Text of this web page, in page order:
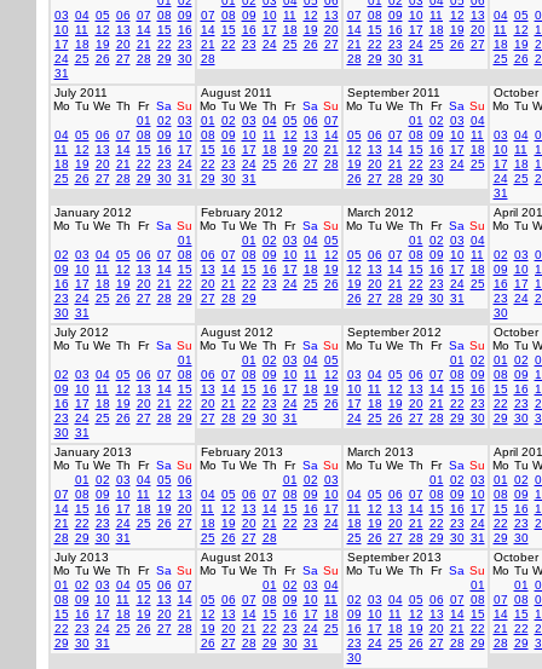
03 04 05 06 07 08 09
10 11 12 13 14 15 16
17
18 19 20 21 22 23
24 25 26 27 28 29 30
31
07 08 09 10 11 12
13
14 15 16 17 18 19 20
21
22 23 24 25 26 27
28
07 08 09 10 11 12
13
14 15 16 17 18 19 20
21
22 23 24 25 26 27
28 29 30 31
04 05
11
12
18
19
25 26
July 2011
Mo Tu We Th Fr Sa Su
01
02 03
04 05 06 07 08 09
10
11
12 13 14 15 16
17
18
19 20 21 22 23 24
25 26 27 28 29 30 31
August 2011
Mo Tu We Th Fr Sa Su
01
02 03 04 05 06 07
08 09 10 11 12 13
14
15 16 17 18 19 20 21
22 23 24 25 26 27 28
29 30 31
September 2011
Mo Tu We Th Fr Sa Su
01
02 03 04
05 06 07 08 09 10 11
12
13 14 15 16 17
18
19 20 21 22 23 24 25
26 27 28 29 30
October
Mo Tu
03 04
10 11
17
18
24 25
31
January 2012
Mo Tu We Th Fr Sa Su
01
02 03 04 05 06 07 08
09
10 11 12 13 14 15
16
17 18 19 20 21
22
23 24 25 26 27 28 29
30 31
February 2012
Mo Tu We Th Fr Sa Su
01
02 03 04 05
06 07 08 09 10 11
12
13
14 15 16 17 18
19
20 21 22 23 24 25 26
27 28 29
March 2012
Mo Tu We Th Fr Sa Su
01
02 03 04
05 06 07 08 09 10 11
12
13 14 15 16 17
18
19 20 21 22 23 24 25
26 27 28 29 30 31
April
Mo Tu
02 03
09
10
16
17
23 24
30
July 2012
Mo Tu We Th Fr Sa Su
01
02 03 04 05 06 07 08
09
10 11 12 13 14 15
16
17 18 19 20 21
22
23 24 25 26 27 28 29
30 31
August 2012
Mo Tu We Th Fr Sa Su
01
02 03 04 05
06 07 08 09 10 11
12
13
14 15 16 17 18
19
20 21 22 23 24 25 26
27 28 29 30 31
September 2012
Mo Tu We Th Fr Sa Su
01
02
03 04 05 06 07 08 09
10 11 12 13 14 15 16
17
18 19 20 21 22 23
24 25 26 27 28 29 30
October
Mo Tu
01
02
08 09
15 16
22 23
29 30
January 2013
Mo Tu We Th Fr Sa Su
01
02 03 04 05 06
07 08 09 10 11 12
13
14 15 16 17 18 19 20
21
22 23 24 25 26 27
28 29 30 31
February 2013
Mo Tu We Th Fr Sa Su
01
02 03
04 05 06 07 08 09
10
11
12 13 14 15 16
17
18
19 20 21 22 23 24
25 26 27 28
March 2013
Mo Tu We Th Fr Sa Su
01
02 03
04 05 06 07 08 09
10
11
12 13 14 15 16
17
18
19 20 21 22 23 24
25 26 27 28 29 30 31
April
Mo Tu
01
02
08 09
15 16
22 23
29 30
July 2013
Mo Tu We Th Fr Sa Su
01
02 03 04 05 06 07
08 09 10 11 12 13
14
15 16 17 18 19 20 21
22 23 24 25 26 27 28
29 30 31
August 2013
Mo Tu We Th Fr Sa Su
01
02 03 04
05 06 07 08 09 10 11
12
13 14 15 16 17
18
19 20 21 22 23 24 25
26 27 28 29 30 31
September 2013
Mo Tu We Th Fr Sa Su
01
02 03 04 05 06 07 08
09
10 11 12 13 14 15
16
17 18 19 20 21
22
23 24 25 26 27 28 29
30
October
Mo Tu
01
07 08
14 15
21
22
28 29